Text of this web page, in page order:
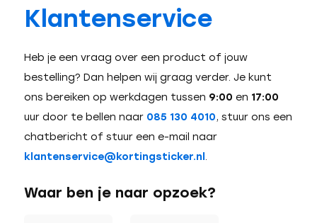
Klantenservice
Heb je een vraag over een product of jouw
bestelling? Dan helpen wij graag verder. Je kunt
ons bereiken op werkdagen tussen 9:00 en 17:00
uur door te bellen naar 085 130 4010, stuur ons een
chatbericht of stuur een e-mail naar
klantenservice@kortingsticker.nl .
Waar ben je naar opzoek?